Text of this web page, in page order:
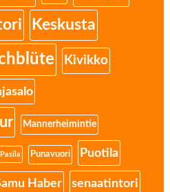
Keskusta
Kivikko
Mannerheimintie
Pasila Punavuori Puotila
Haber senaatintori